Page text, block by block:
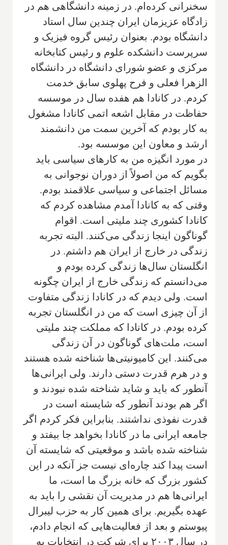
سخنرانی کرده‌ام. در زمینه دانشگاهی هم در
زادگاه عزیزمان ایران چندین سال استاد
دانشگاه بودم. بعنوان رئیس گروه فیزیک و
سرپرست دانشکده علوم و رئیس کتابخانه
مرکزی و عضو شورای دانشگاه در دانشگاه
الزهرا فعلی و فرح پهلوی سابق خدمت
کردم. در کانادا هم هفده سال در موسسه
حفاظت در مقابل اشعه اتمی کانادا مشغول
به کار بودم که آخرین سمت من دانشمند
ارشد و معاون این موسسه بود.
در مورد انگیزه من به کارهای سیاسی باید
بگویم که من اصولاً از دوران نوجوانی به
مسائل اجتماعی و سیاسی علاقمند بودم.
وقتی که به کانادا آمدم مشاهده کردم که
کانادا کشوری چند ملیتی است. اقوام
گوناگون اینجا زندگی می‌کنند. البته تجربه
زندگی در خارج از ایران هم داشتم. در
انگلستان سال‌ها زندگی کرده بودم و
می‌دانستم که زندگی خارج از ایران چگونه
است. ولی دیدم که در کانادا زندگی متفاوت
از آن چیزی است که من در انگلستان تجربه
کرده بودم. در کانادا که مملکت چند ملیتی
است، ملت‌های گوناگون در آن زندگی
می‌کنند. این کامیونیتی‌ها شناخته شده هستند
و در هرم قدرت دستی دارند. ولی ایرانی‌ها
آنطور که باید و شاید شناخته شده نبودند و
اگر هم بودند آنطور که شایسته است در
قدرت نفوذی نداشتند. بنابراین فکر کردم اگر
جامعه ایرانی ما در کانادا بخواهد جا بیفتد و
شناخته شده باشد و موقعیتی که شایسته آن
است پیدا کند چاره‌ای نیست جز آنکه در این
کشور بزرگ که خانه بزرگ ما است، ما
ایرانی‌ها هم در مدیریت آن نقشی را باید به
عهده بگیریم. برای همین کار به حزب لیبرال
پیوستم و بعد از فعالیت‌هایی که انجام دادم،
در سال ۲۰۰۳ برای شرکت در انتخابات به